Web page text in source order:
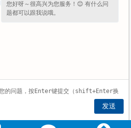
给料机
机
您好呀～很高兴为您服务！😊 有什么问
题都可以跟我说哦。
发送